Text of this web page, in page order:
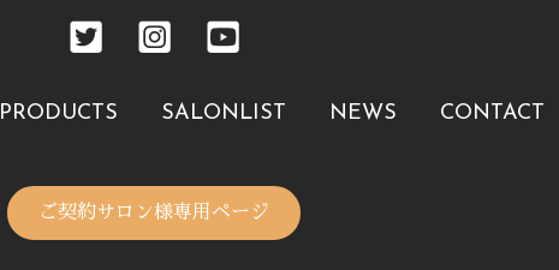
PRODUCTS SALONLIST NEWS CONTACT
ご契約サロン様専用ページ